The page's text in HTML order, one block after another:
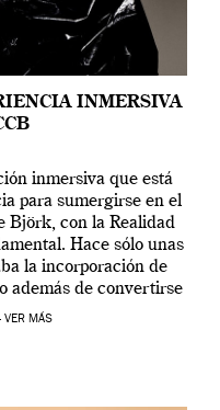
INMERSIVA
inmersiva que está
para sumergirse en el
Björk, con la Realidad
Hace sólo unas
la incorporación de
además de convertirse
relevantes […]
VER MÁS